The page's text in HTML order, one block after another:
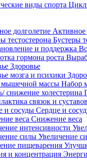
Активное
Бустеры
Здоровье
Набор
Сердце и
Снижение веса
Увеличение